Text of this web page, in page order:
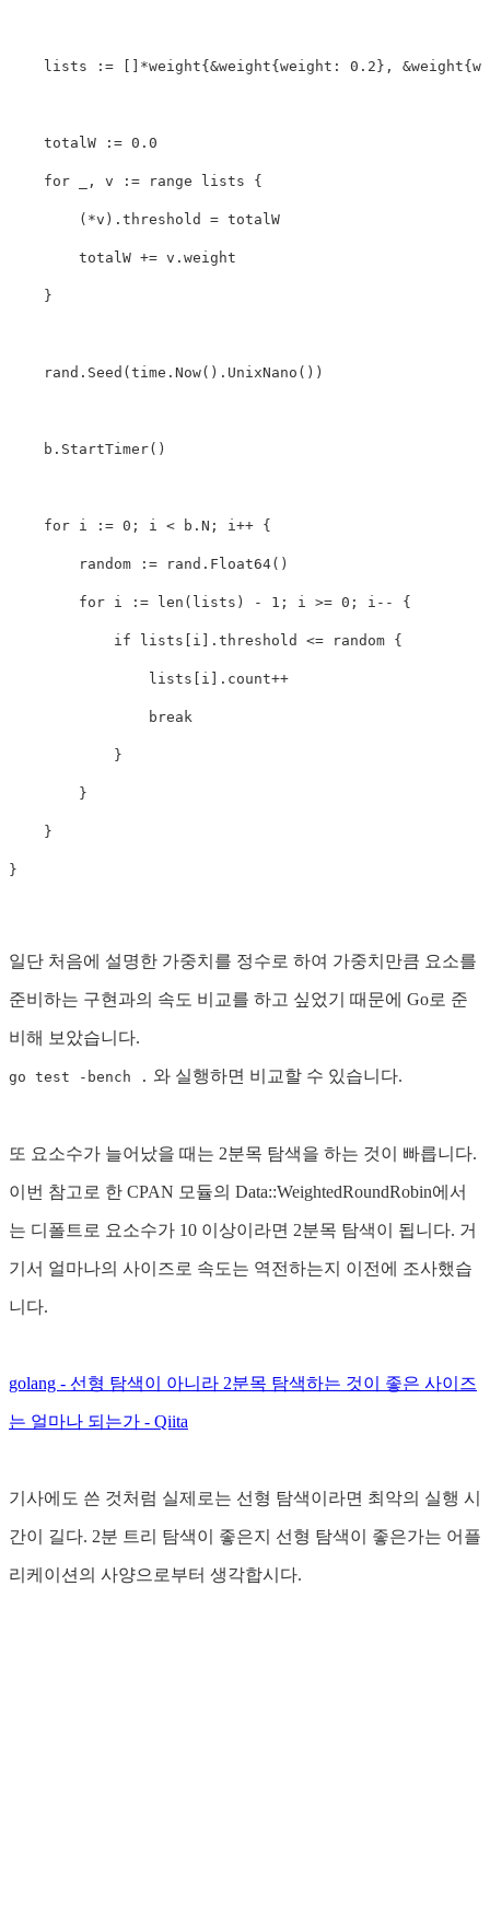
lists := *weight{ &weight{ weight : 0.2 }, &weight{
totalW := 0.0
for , v := range lists {
( *v ) . threshold = totalW
totalW += v . weight
}
rand . Seed ( time . Now() . UnixNano ())
b . StartTimer()
for i := 0 ; i < b . N ; i++ {
random := rand . Float64()
for i := len ( lists ) - 1 ; i >= 0 ; i -- {
if lists i . threshold <= random {
lists i . count++
break
}
}
}
}
일단 처음에 설명한 가중치를 정수로 하여 가중치만큼 요소를
준비하는 구현과의 속도 비교를 하고 싶었기 때문에 Go로 준
비해 보았습니다.
go test -bench . 와 실행하면 비교할 수 있습니다.
또 요소수가 늘어났을 때는 2분목 탐색을 하는 것이 빠릅니다.
이번 참고로 한 CPAN 모듈의 Data::WeightedRoundRobin에서
는 디폴트로 요소수가 10 이상이라면 2분목 탐색이 됩니다. 거
기서 얼마나의 사이즈로 속도는 역전하는지 이전에 조사했습
니다.
golang - 선형 탐색이 아니라 2분목 탐색하는 것이 좋은 사이즈
는 얼마나 되는가 - Qiita
기사에도 쓴 것처럼 실제로는 선형 탐색이라면 최악의 실행 시
간이 길다. 2분 트리 탐색이 좋은지 선형 탐색이 좋은가는 어플
리케이션의 사양으로부터 생각합시다.